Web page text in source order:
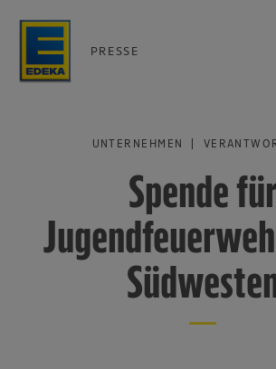
PRESSE
UNTERNEHMEN |
Spende für